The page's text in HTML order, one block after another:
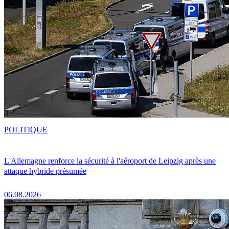
L'Allemagne renforce la sécurité à l'aéroport de Leipzig après une
attaque hybride présumée
06.08.2026
POLITIQUE